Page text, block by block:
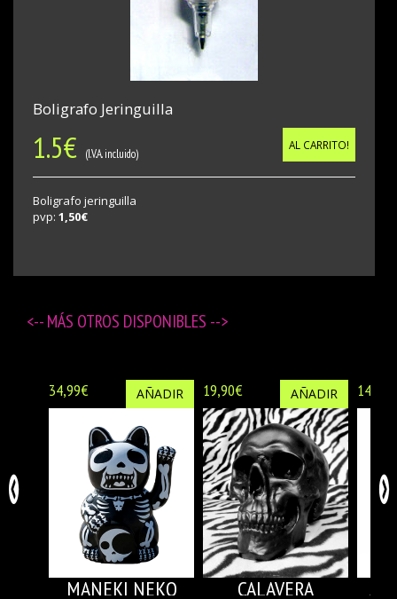
Boligrafo Jeringuilla
1.5€ (I.V.A. incluido)
AL CARRITO!
Boligrafo jeringuilla
pvp: 1,50€
<-- MÁS OTROS DISPONIBLES -->
34,99€ AÑADIR
MANEKI NEKO
19,90€ AÑADIR
CALAVERA
14,50€